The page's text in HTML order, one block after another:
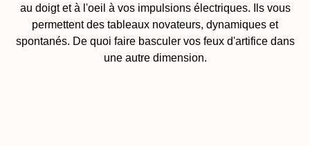
au doigt et à l'oeil à vos impulsions électriques. Ils vous
permettent des tableaux novateurs, dynamiques et
spontanés. De quoi faire basculer vos feux d'artifice dans
une autre dimension.